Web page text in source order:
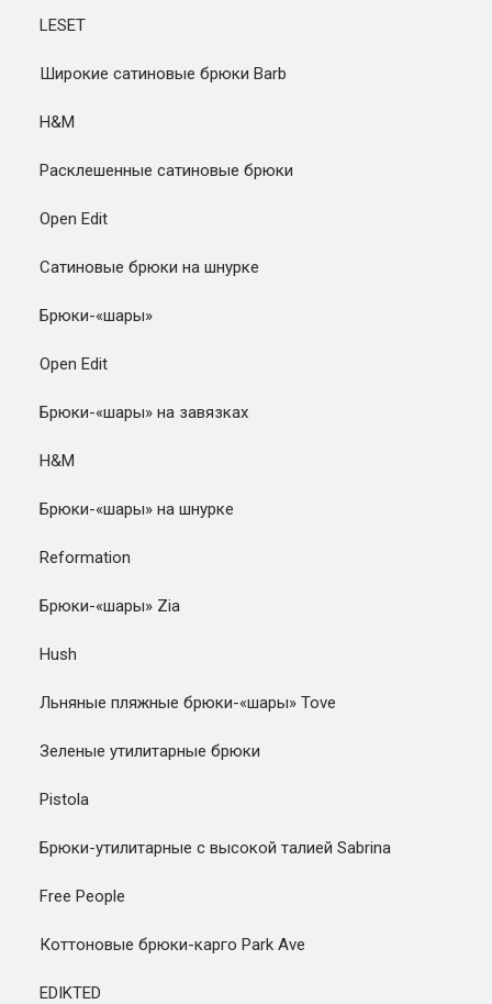
LESET
Широкие сатиновые брюки Barb
H&M
Расклешенные сатиновые брюки
Open Edit
Сатиновые брюки на шнурке
Брюки-«шары»
Open Edit
Брюки-«шары» на завязках
H&M
Брюки-«шары» на шнурке
Reformation
Брюки-«шары» Zia
Hush
Льняные пляжные брюки-«шары» Tove
Зеленые утилитарные брюки
Pistola
Брюки-утилитарные с высокой талией Sabrina
Free People
Коттоновые брюки-карго Park Ave
EDIKTED